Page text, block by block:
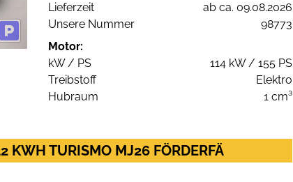
Lieferzeit
ab ca. 09.08.2026
Unsere Nummer
98773
Motor:
kW / PS
114 kW / 155 PS
Treibstoff
Elektro
Hubraum
1 cm³
KWH TURISMO MJ26 FÖRDERFÄ